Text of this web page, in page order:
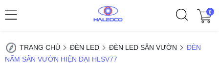
0
TRANG CHỦ ĐÈN LED ĐÈN LED SÂN VƯỜN
ĐÈN
NẤM SÂN VƯỜN HIỆN ĐẠI HLSV77